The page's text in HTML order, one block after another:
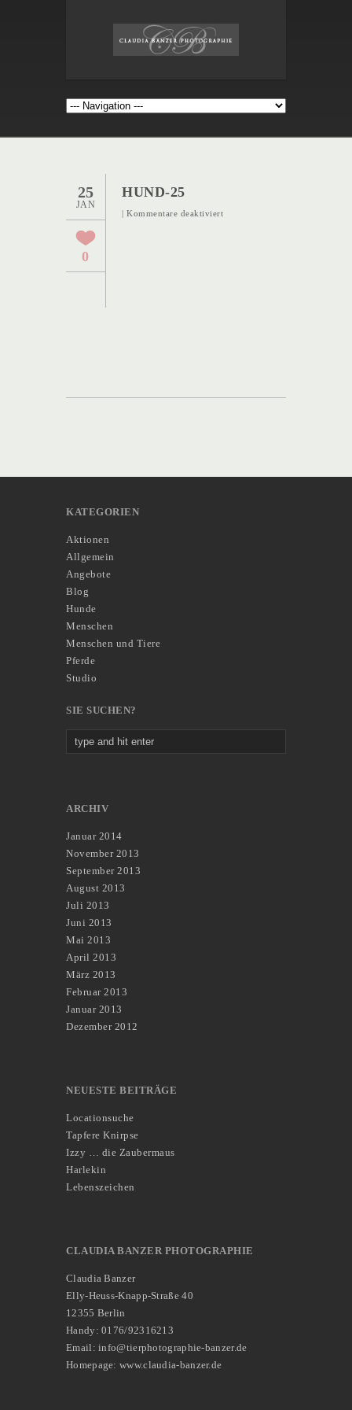
25
JAN
0
HUND-25
| Kommentare deaktiviertfür
KATEGORIEN
Aktionen
Allgemein
Angebote
Blog
Hunde
Menschen
Menschen und Tiere
Pferde
Studio
SIE SUCHEN?
ARCHIV
Januar 2014
November 2013
September 2013
August 2013
Juli 2013
Juni 2013
Mai 2013
April 2013
März 2013
Februar 2013
Januar 2013
Dezember 2012
NEUESTE BEITRÄGE
Locationsuche
Tapfere Knirpse
Izzy … die Zaubermaus
Harlekin
Lebenszeichen
CLAUDIA BANZER PHOTOGRAPHIE
Claudia Banzer
Elly-Heuss-Knapp-Straße 40
12355 Berlin
Handy: 0176/92316213
Email: info@tierphotographie-banzer.de
Homepage: www.claudia-banzer.de